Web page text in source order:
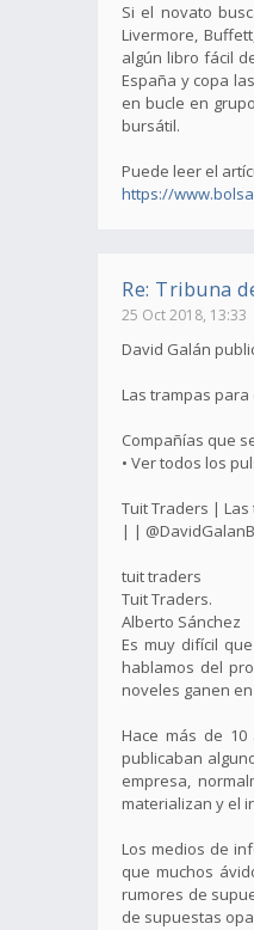
Si el novato
Livermore,
algún libro fácil
España y copa
en bucle en
bursátil.
Puede leer el
https://
Re: Tribuna
25 Oct 2018, 13:33
David Galán
Las trampas
Compañías que
• Ver todos los
Tuit Traders |
| |
tuit traders
Tuit Traders.
Alberto Sánchez
Es muy difícil
hablamos del
noveles ganen
Hace más de
publicaban
empresa,
materializan y el
Los medios de
que muchos
rumores de
de supuestas